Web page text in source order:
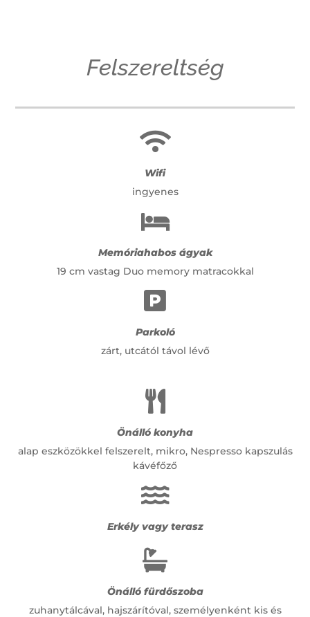
Felszereltség

Wifi
ingyenes

Memóriahabos ágyak
19 cm vastag Duo memory matracokkal

Parkoló
zárt, utcától távol lévő

Önálló konyha
alap eszközökkel felszerelt, mikro, Nespresso kapszulás
kávéfőző

Erkély vagy terasz

Önálló fürdőszoba
zuhanytálcával, hajszárítóval, személyenként kis és